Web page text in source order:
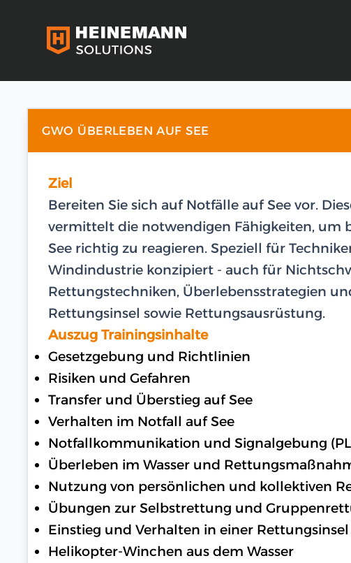
GWO ÜBERLEBEN AUF SEE
Ziel
Bereiten Sie sich auf Notfälle auf See vor.
vermittelt die notwendigen Fähigkeiten, um
See richtig zu reagieren. Speziell für
Windindustrie konzipiert - auch für
Rettungstechniken, Überlebensstrategien
Rettungsinsel sowie Rettungsausrüstung.
Auszug Trainingsinhalte
Gesetzgebung und Richtlinien
Risiken und Gefahren
Transfer und Überstieg auf See
Verhalten im Notfall auf See
Notfallkommunikation und Signalgebung
Überleben im Wasser und
Nutzung von persönlichen und kollektiven
Übungen zur Selbstrettung und
Einstieg und Verhalten in einer Rettungsinsel
Helikopter-Winchen aus dem Wasser